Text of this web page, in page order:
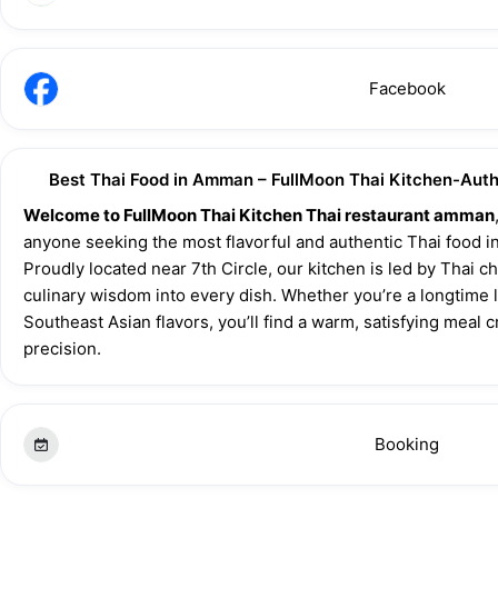
Facebook
Best Thai Food in Amman – FullMoon Thai Kitchen-
Welcome to FullMoon Thai Kitchen Thai restaurant amman
anyone seeking the most flavorful and authentic Thai food
Proudly located near 7th Circle, our kitchen is led by Thai
culinary wisdom into every dish. Whether you’re a
Southeast Asian flavors, you’ll find a warm, satisfying meal
precision.
Booking